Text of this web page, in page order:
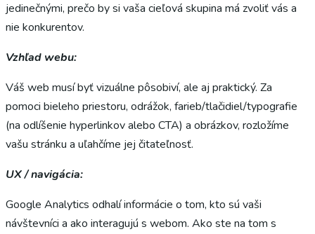
jedinečnými, prečo by si vaša cieľová skupina má zvoliť vás a
nie konkurentov.
Vzhľad webu:
Váš web musí byť vizuálne pôsobiví, ale aj praktický. Za
pomoci bieleho priestoru, odrážok, farieb/tlačidiel/typografie
(na odlíšenie hyperlinkov alebo CTA) a obrázkov, rozložíme
vašu stránku a uľahčíme jej čitateľnosť.
UX / navigácia:
Google Analytics odhalí informácie o tom, kto sú vaši
návštevníci a ako interagujú s webom. Ako ste na tom s